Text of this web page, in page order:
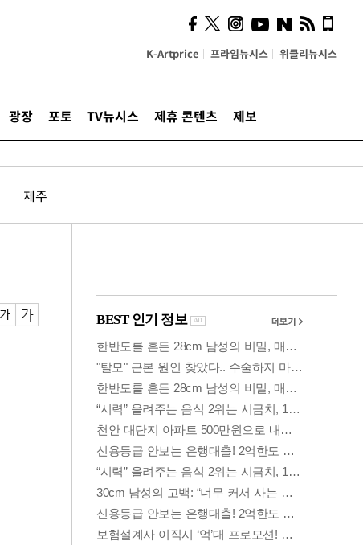
K-Artprice 프라임뉴시스 위클리뉴시스
광장 포토 TV뉴시스 제휴 콘텐츠 제보
제주
시, 스마트폰 액세서리에
NFC 더했다